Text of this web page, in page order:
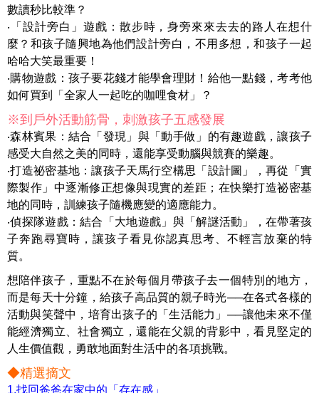
數讀秒比較準？
‧「設計旁白」遊戲：散步時，身旁來來去去的路人在想什
麼？和孩子隨興地為他們設計旁白，不用多想，和孩子一起
哈哈大笑最重要！
‧購物遊戲：孩子要花錢才能學會理財！給他一點錢，考考他
如何買到「全家人一起吃的咖哩食材」？
※到戶外活動筋骨，刺激孩子五感發展
‧森林賓果：結合「發現」與「動手做」的有趣遊戲，讓孩子
感受大自然之美的同時，還能享受動腦與競賽的樂趣。
‧打造祕密基地：讓孩子天馬行空構思「設計圖」，再從「實
際製作」中逐漸修正想像與現實的差距；在快樂打造祕密基
地的同時，訓練孩子隨機應變的適應能力。
‧偵探隊遊戲：結合「大地遊戲」與「解謎活動」，在帶著孩
子奔跑尋寶時，讓孩子看見你認真思考、不輕言放棄的特
質。
想陪伴孩子，重點不在於每個月帶孩子去一個特別的地方，
而是每天十分鐘，給孩子高品質的親子時光──在各式各樣的
活動與笑聲中，培育出孩子的「生活能力」──讓他未來不僅
能經濟獨立、社會獨立，還能在父親的背影中，看見堅定的
人生價值觀，勇敢地面對生活中的各項挑戰。
◆精選摘文
1.找回爸爸在家中的「存在感」